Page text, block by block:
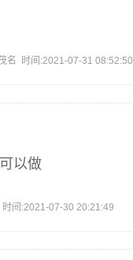
名 时间:2021-07-31 08:52:50
以做
间:2021-07-30 20:21:49